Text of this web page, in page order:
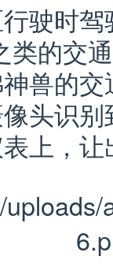
驶时
类的交
兽的
头识
上，